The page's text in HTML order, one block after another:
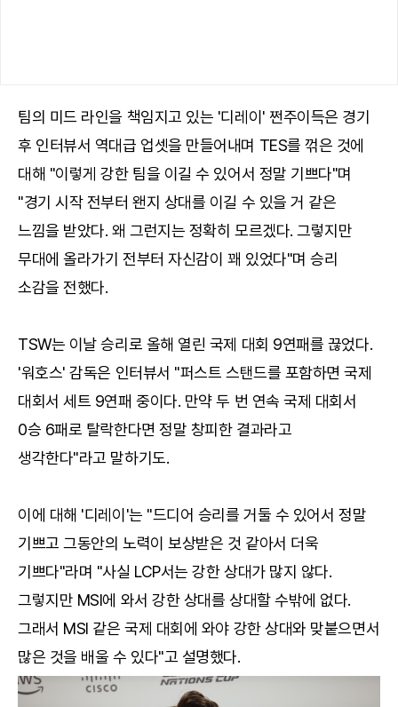
팀의 미드 라인을 책임지고 있는 '디레이' 쩐주이득은 경기
후 인터뷰서 역대급 업셋을 만들어내며 TES를 꺾은 것에
대해 "이렇게 강한 팀을 이길 수 있어서 정말 기쁘다"며
"경기 시작 전부터 왠지 상대를 이길 수 있을 거 같은
느낌을 받았다. 왜 그런지는 정확히 모르겠다. 그렇지만
무대에 올라가기 전부터 자신감이 꽤 있었다"며 승리
소감을 전했다.
TSW는 이날 승리로 올해 열린 국제 대회 9연패를 끊었다.
'워호스' 감독은 인터뷰서 "퍼스트 스탠드를 포함하면 국제
대회서 세트 9연패 중이다. 만약 두 번 연속 국제 대회서
0승 6패로 탈락한다면 정말 창피한 결과라고
생각한다"라고 말하기도.
이에 대해 '디레이'는 "드디어 승리를 거둘 수 있어서 정말
기쁘고 그동안의 노력이 보상받은 것 같아서 더욱
기쁘다"라며 "사실 LCP서는 강한 상대가 많지 않다.
그렇지만 MSI에 와서 강한 상대를 상대할 수밖에 없다.
그래서 MSI 같은 국제 대회에 와야 강한 상대와 맞붙으면서
많은 것을 배울 수 있다"고 설명했다.